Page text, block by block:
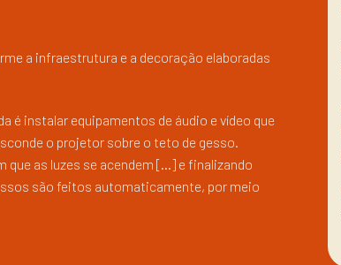
a infraestrutura e a decoração elaboradas
é instalar equipamentos de áudio e vídeo que
o projetor sobre o teto de gesso.
que as luzes se acendem […] e finalizando
são feitos automaticamente, por meio